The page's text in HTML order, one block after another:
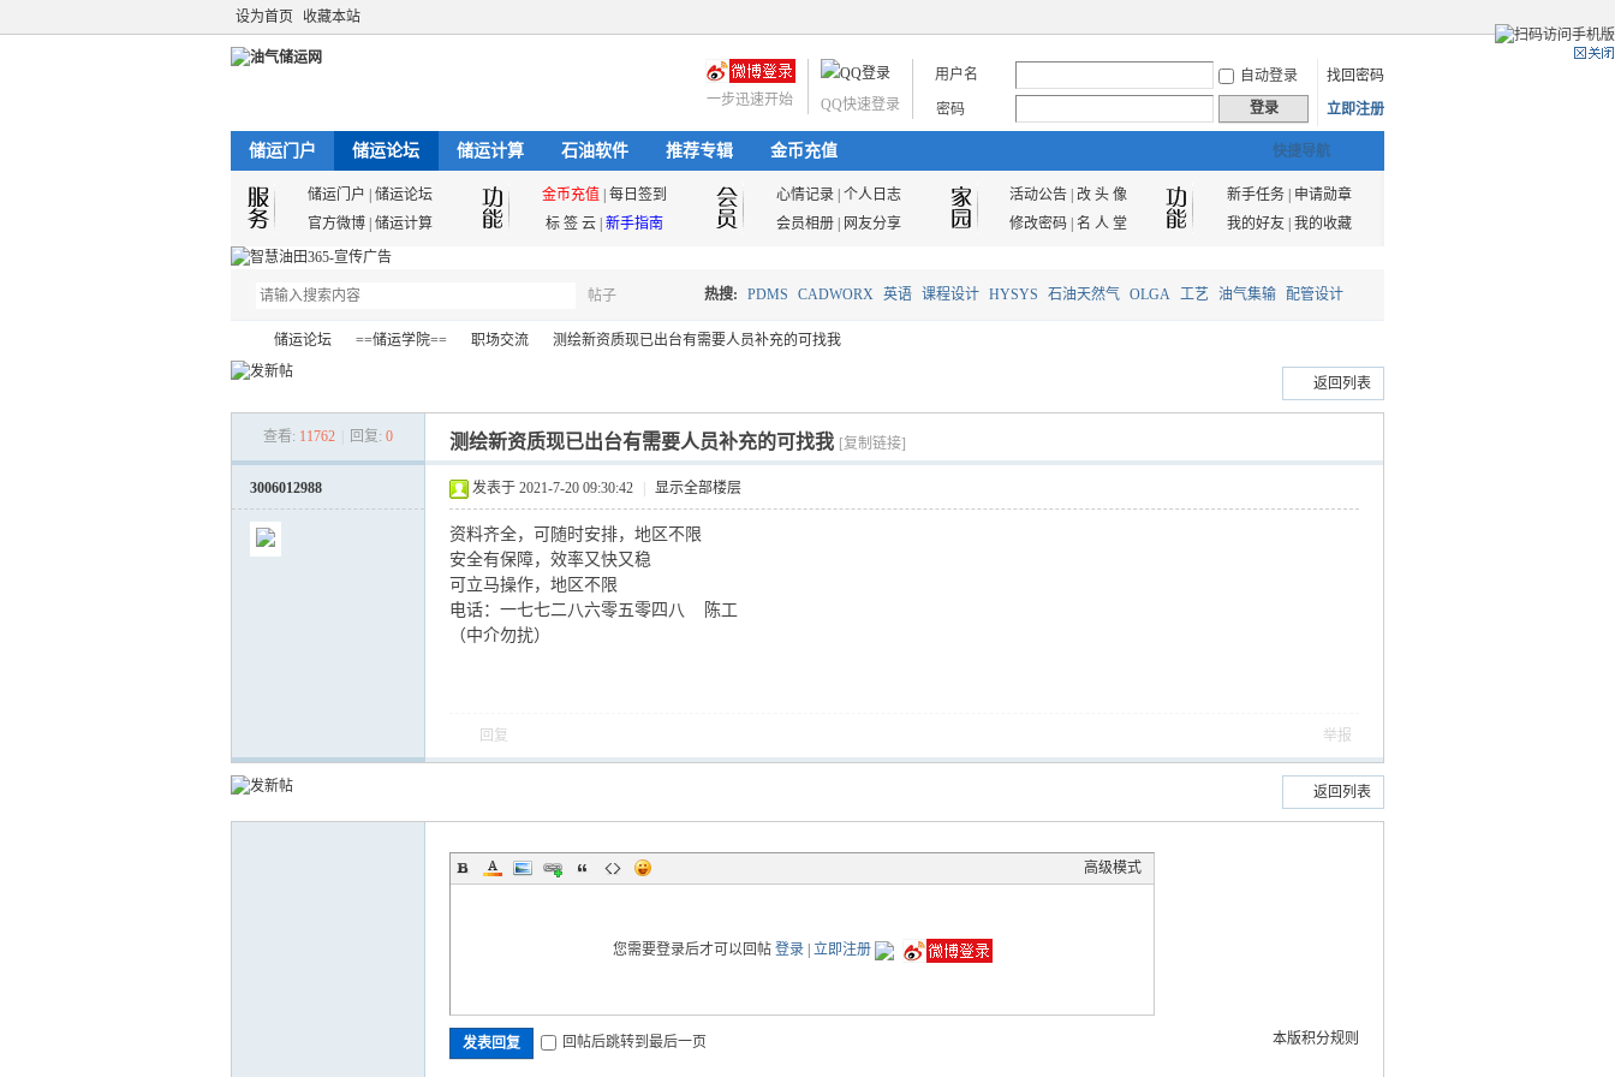
设为首页 收藏本站
用户名 自动登录
找回密码
密码
登录 立即注册
QQ快速登录
一步迅速开始
快捷导航
储运门户 储运论坛 储运计算 石油软件 推荐专辑 金币充值
储运门户 储运论坛 金币充值 每日签到 心情记录 个人日志 活动公告| 改 头 像 新手任务|
申请勋章
官方微博 储运计算 标 签 云 新手指南 会员相册 网友分享 修改密码| 名 人 堂 我的好友| 我的收藏
帖子
搜
索
热搜: PDMS CADWORX 英语 课程设计 HYSYS 石油天然气 OLGA 工艺 油气集输 配管设计
油气储运
储运论坛
›
==储运学院==
›
职场交流
›
测绘新资质现已出台有需要人员补充的可找我
返回列表
查看: 11762 回复: 0 测绘新资质现已出台有需要人员补充的可找我 [复制链接]
3006012988 发表于 2021-7-20 09:30:42 显示全部楼层
资料齐全，可随时安排，地区不限
安全有保障，效率又快又稳
可立马操作，地区不限
电话：一七七二八六零五零四八 陈工
（中介勿扰）
回复 举报
返回列表
高级模式
您需要登录后才可以回帖 登录| 立即注册
本版积分规则
发表回复 回帖后跳转到最后一页